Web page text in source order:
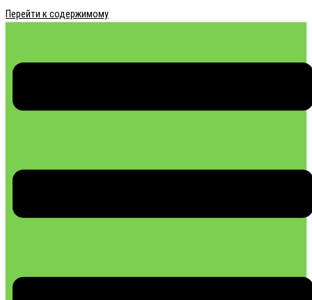
Перейти к содержимому